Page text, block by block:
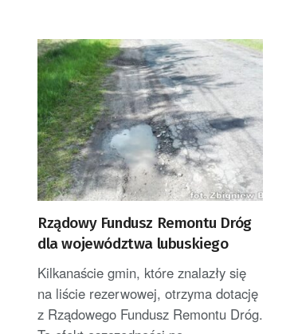
Rządowy Fundusz Remontu Dróg
dla województwa lubuskiego
Kilkanaście gmin, które znalazły się
na liście rezerwowej, otrzyma dotację
z Rządowego Fundusz Remontu Dróg.